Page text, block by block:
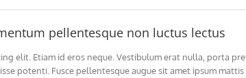
pellentesque non luctus lectus
elit. Etiam id eros neque. Vestibulum erat nulla, porta
potenti. Fusce pellentesque augue sit amet ipsum